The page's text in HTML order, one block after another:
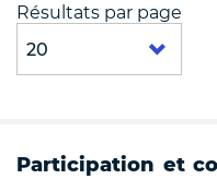
Résultats par page
Participation et